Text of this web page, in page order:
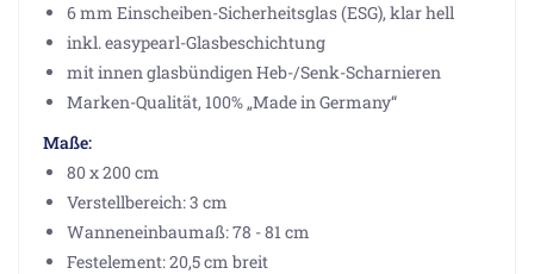
6 mm Einscheiben-Sicherheitsglas (ESG), klar hell
inkl. easypearl-Glasbeschichtung
mit innen glasbündigen Heb-/Senk-Scharnieren
Marken-Qualität, 100% „Made in Germany“
Maße:
80 x 200 cm
Verstellbereich: 3 cm
Wanneneinbaumaß: 78 - 81 cm
Festelement: 20,5 cm breit